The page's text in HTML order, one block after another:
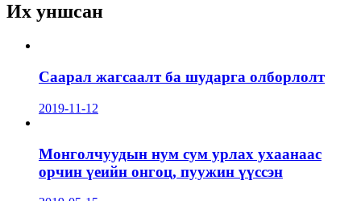
Их уншсан
Саарал жагсаалт ба шударга олборлолт
2019-11-12
Монголчуудын нум сум урлах ухаанаас
орчин үеийн онгоц, пуужин үүссэн